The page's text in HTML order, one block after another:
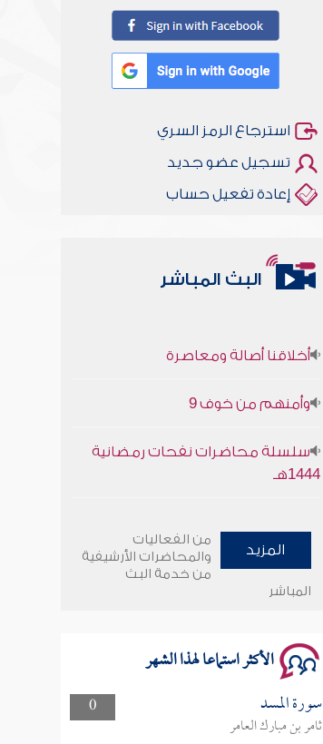
استرجاع الرمز السري
تسجيل عضو جديد
إعادة تفعيل حساب
البث المباشر
1444هـ
وأمنهم من خوف 9
المزيد
من الفعاليات
والمحاضرات الأرشيفية
من خدمة البث
المباشر
الأكثر استماعا لهذا الشهر
0 سورة المسد
ثامر بن مبارك العامر